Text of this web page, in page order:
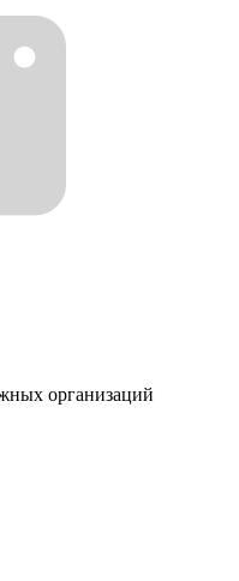
организаций